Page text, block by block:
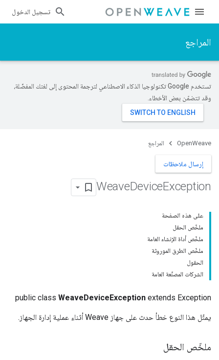
تسجيل الدخول
المراجع
تستخدم Google تكنولوجيا الذكاء الاصطناعي لترجمة المحتوى إلى لغتك المفضّلة،
وقد تتضمّن بعض الأخطاء.
OpenWeave المراجع
إرسال ملاحظات
WeaveDeviceException
على هذه الصفحة
ملخّص الحقل
ملخّص أداة الإنشاء العامة
ملخّص الطرق الموروثة
الحقول
الشركات المصنِّعة العامة
public class WeaveDeviceException extends Exception
يمثّل هذا النوع خطأ حدث على جهاز Weave أثناء عملية إدارة الجهاز.
ملخّص الحقل